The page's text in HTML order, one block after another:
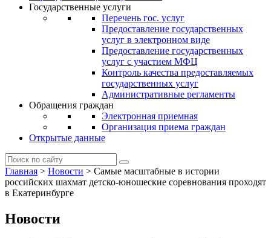
Государственные услуги
Перечень гос. услуг
Предоставление государственных
услуг в электронном виде
Предоставление государственных
услуг с участием МФЦ
Контроль качества предоставляемых
государственных услуг
Административные регламенты
Обращения граждан
Электронная приемная
Организация приема граждан
Открытые данные
Главная > Новости > Самые масштабные в истории
российских шахмат детско-юношеские соревнования проходят
в Екатеринбурге
Новости